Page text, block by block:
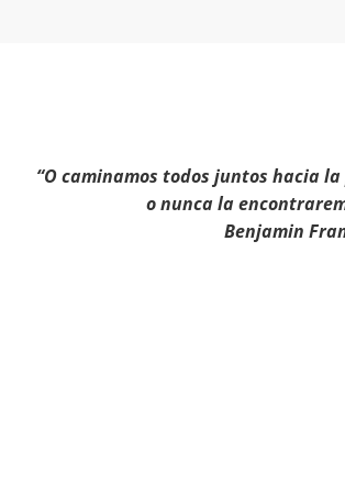
“O caminamos todos juntos hacia la
o nunca la
Benjamin